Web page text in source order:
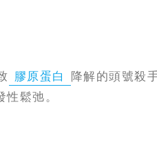
膠原蛋白
降解的頭號殺
鬆弛。